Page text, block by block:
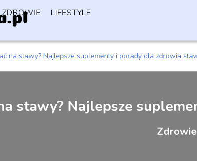
ZDROWIE LIFESTYLE
na stawy? Najlepsze suplementy i porady dla zdrowia
stawy? Najlepsze
Zdrowie